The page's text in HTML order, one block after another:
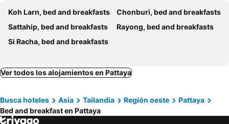
Koh Larn, bed and breakfasts
Chonburi, bed and breakfasts
Sattahip, bed and breakfasts
Rayong, bed and breakfasts
Si Racha, bed and breakfasts
Ver todos los alojamientos en Pattaya
Busca hoteles Asia Tailandia Región oeste
Pattaya
Bed and breakfast en Pattaya